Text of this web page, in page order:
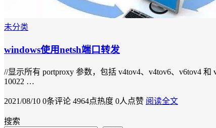
未分类
windows使用netsh端口转发
//显示所有 portproxy 参数，包括 v4tov4、v4tov6、v6tov4
10022 …
2021/08/10 0条评论 4964点热度 0人点赞 阅读全文
搜索